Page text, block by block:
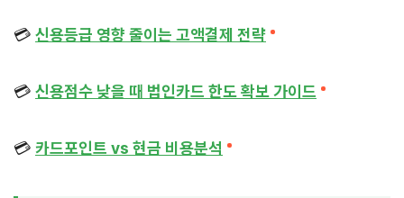
💳 신용등급 영향 줄이는 고액결제 전략
💳 신용점수 낮을 때 법인카드 한도 확보 가이드
💳 카드포인트 vs 현금 비용분석